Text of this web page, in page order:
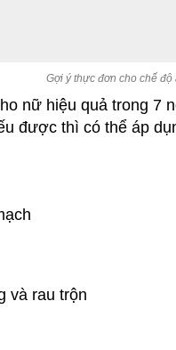
Gợi ý thực đơn cho chế
nữ hiệu quả trong 7
được thì có thể áp
và rau trộn